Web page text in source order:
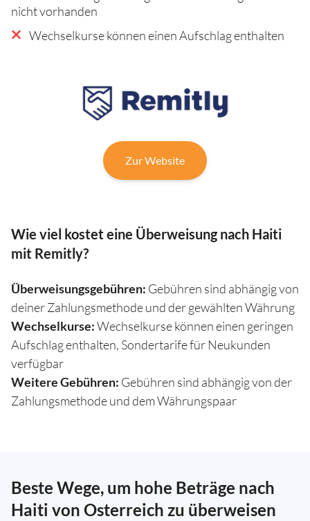
nicht vorhanden
Wechselkurse können einen Aufschlag enthalten
Zur Website
Wie viel kostet eine Überweisung nach Haiti
mit Remitly?
Überweisungsgebühren: Gebühren sind abhängig von
deiner Zahlungsmethode und der gewählten Währung
Wechselkurse:Wechselkurse können einen geringen
Aufschlag enthalten, Sondertarife für Neukunden
verfügbar
Weitere Gebühren: Gebühren sind abhängig von der
Zahlungsmethode und dem Währungspaar
Beste Wege, um hohe Beträge nach
Haiti von Osterreich zu überweisen